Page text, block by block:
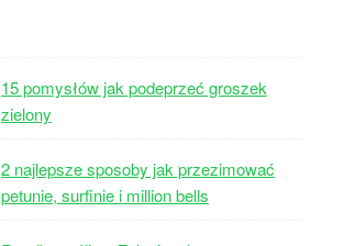
15 pomysłów jak podeprzeć groszek
zielony
2 najlepsze sposoby jak przezimować
petunie, surfinie i million bells